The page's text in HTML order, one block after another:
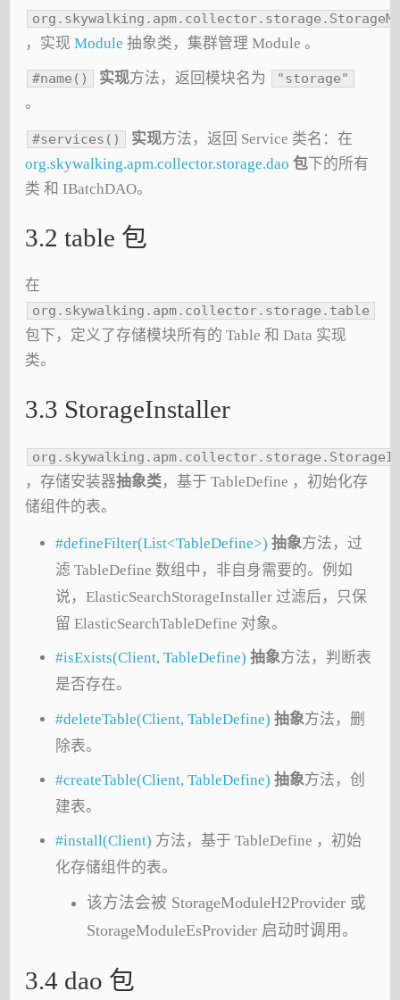
，实现Module 抽象类，集群管理 Module 。
#name() 实现方法，返回模块名为 "storage"
。
#services() 实现方法，返回 Service 类名：在
org.skywalking.apm.collector.storage.dao 包下的所有
类 和 IBatchDAO。
3.2 table 包
在
org.skywalking.apm.collector.storage.table
包下，定义了存储模块所有的 Table 和 Data 实现
类。
3.3 StorageInstaller
，存储安装器抽象类，基于 TableDefine ，初始化存
储组件的表。
#defineFilter(List<TableDefine>) 抽象方法，过
滤 TableDefine 数组中，非自身需要的。例如
说，ElasticSearchStorageInstaller 过滤后，只保
留 ElasticSearchTableDefine 对象。
#isExists(Client, TableDefine) 抽象方法，判断表
是否存在。
#deleteTable(Client, TableDefine) 抽象方法，删
除表。
#createTable(Client, TableDefine) 抽象方法，创
建表。
#install(Client) 方法，基于 TableDefine ，初始
化存储组件的表。
该方法会被 StorageModuleH2Provider 或
StorageModuleEsProvider 启动时调用。
3.4 dao 包